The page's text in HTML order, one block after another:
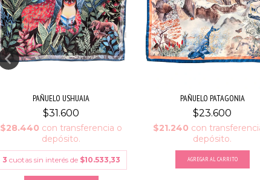
PAÑUELO USHUAIA
$31.600
$28.440 con transferencia o
depósito.
3 cuotas sin interés de $10.533,33
PAÑUELO PATAGONIA
$23.600
$21.240 con
depósito.
AGREGAR AL CARRITO